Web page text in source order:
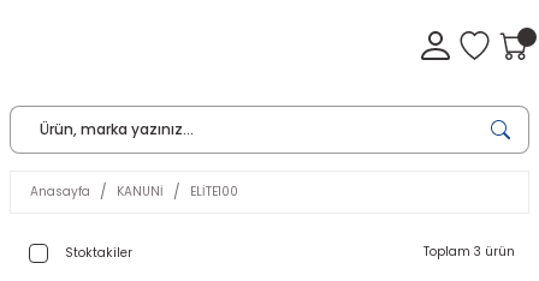
Anasayfa KANUNİ ELİTE100
Stoktakiler Toplam 3 ürün